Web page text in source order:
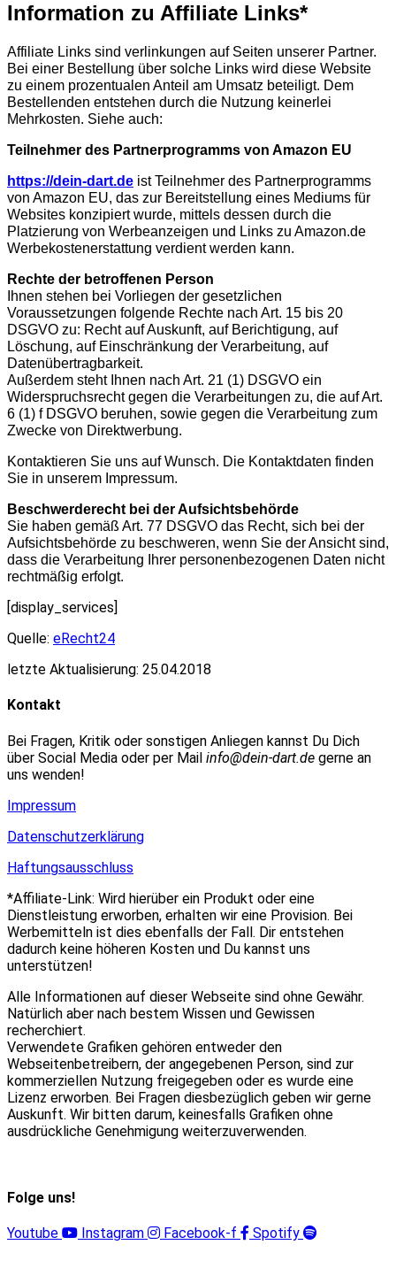
Information zu Affiliate Links*
Affiliate Links sind verlinkungen auf Seiten unserer Partner.
Bei einer Bestellung über solche Links wird diese Website
zu einem prozentualen Anteil am Umsatz beteiligt. Dem
Bestellenden entstehen durch die Nutzung keinerlei
Mehrkosten. Siehe auch:
Teilnehmer des Partnerprogramms von Amazon EU
https://dein-dart.de ist Teilnehmer des Partnerprogramms
von Amazon EU, das zur Bereitstellung eines Mediums für
Websites konzipiert wurde, mittels dessen durch die
Platzierung von Werbeanzeigen und Links zu Amazon.de
Werbekostenerstattung verdient werden kann.
Rechte der betroffenen Person
Ihnen stehen bei Vorliegen der gesetzlichen
Voraussetzungen folgende Rechte nach Art. 15 bis 20
DSGVO zu: Recht auf Auskunft, auf Berichtigung, auf
Löschung, auf Einschränkung der Verarbeitung, auf
Datenübertragbarkeit.
Außerdem steht Ihnen nach Art. 21 (1) DSGVO ein
Widerspruchsrecht gegen die Verarbeitungen zu, die auf Art.
6 (1) f DSGVO beruhen, sowie gegen die Verarbeitung zum
Zwecke von Direktwerbung.
Kontaktieren Sie uns auf Wunsch. Die Kontaktdaten finden
Sie in unserem Impressum.
Beschwerderecht bei der Aufsichtsbehörde
Sie haben gemäß Art. 77 DSGVO das Recht, sich bei der
Aufsichtsbehörde zu beschweren, wenn Sie der Ansicht sind,
dass die Verarbeitung Ihrer personenbezogenen Daten nicht
rechtmäßig erfolgt.
[display_services]
Quelle: eRecht24
letzte Aktualisierung: 25.04.2018
Kontakt
Bei Fragen, Kritik oder sonstigen Anliegen kannst Du Dich
über Social Media oder per Mail info@dein-dart.de gerne an
uns wenden!
Impressum
Datenschutzerklärung
Haftungsausschluss
*Affiliate-Link: Wird hierüber ein Produkt oder eine
Dienstleistung erworben, erhalten wir eine Provision. Bei
Werbemitteln ist dies ebenfalls der Fall. Dir entstehen
dadurch keine höheren Kosten und Du kannst uns
unterstützen!
Alle Informationen auf dieser Webseite sind ohne Gewähr.
Natürlich aber nach bestem Wissen und Gewissen
recherchiert.
Verwendete Grafiken gehören entweder den
Webseitenbetreibern, der angegebenen Person, sind zur
kommerziellen Nutzung freigegeben oder es wurde eine
Lizenz erworben. Bei Fragen diesbezüglich geben wir gerne
Auskunft. Wir bitten darum, keinesfalls Grafiken ohne
ausdrückliche Genehmigung weiterzuverwenden.
Folge uns!
Youtube Instagram Facebook-f Spotify